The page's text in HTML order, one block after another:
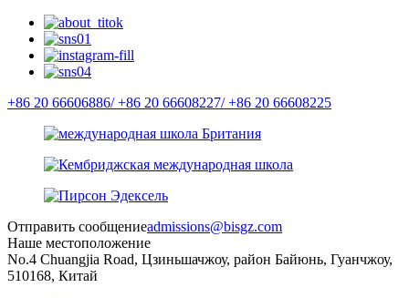
+86 20 66606886/ +86 20 66608227/ +86 20 66608225
Отправить сообщениеadmissions@bisgz.com
Наше местоположение
No.4 Chuangjia Road, Цзиньшачжоу, район Байюнь, Гуанчжоу,
510168, Китай